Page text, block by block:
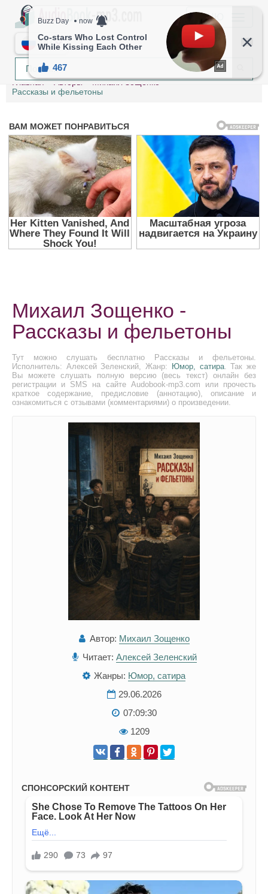
МЕНЮ
RU
Главная Авторы
Михаил Зощенко
Рассказы и фельетоны
Михаил Зощенко -
Рассказы и фельетоны
Тут можно слушать бесплатно Рассказы и фельетоны.
Исполнитель: Алексей Зеленский, Жанр:
Юмор, сатира. Так же
Вы можете слушать полную версию (весь текст) онлайн без
регистрации и SMS на сайте Audobook-mp3.com или прочесть
краткое содержание, предисловие (аннотацию), описание и
ознакомиться с отзывами (комментариями) о произведении.
Автор: Михаил Зощенко
Читает: Алексей Зеленский
Жанры: Юмор, сатира
29.06.2026
07:09:30
1209